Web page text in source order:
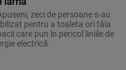
zeci de persoane s-au
pentru a toaleta ori tăia
care pun în pericol liniile de
electrică.